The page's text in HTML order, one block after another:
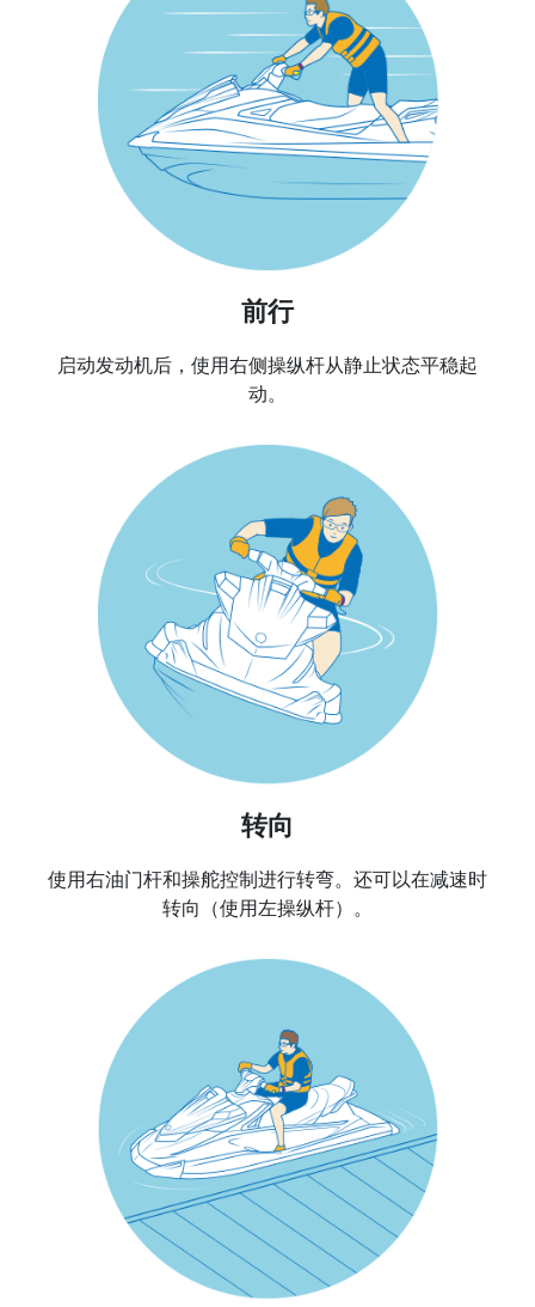
前行
启动发动机后，使用右侧操纵杆从静止状态平稳起
动。
转向
使用右油门杆和操舵控制进行转弯。还可以在减速时
转向（使用左操纵杆）。